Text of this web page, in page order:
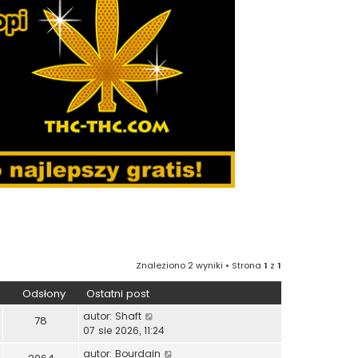
Znaleziono 2 wyniki • Strona 1 z 1
Odsłony Ostatni post
78 autor: Shaft
07 sie 2026, 11:24
autor: Bourdain